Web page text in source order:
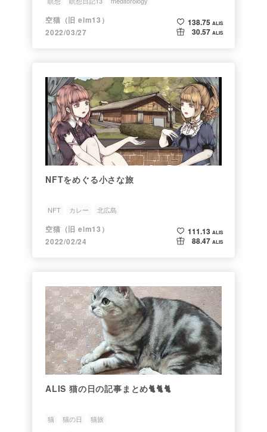
空猫（旧 elm13）
2022/03/27
138.75 ALIS
30.57 ALIS
NFTをめぐる小さな旅
NFT カレー 北広島
空猫（旧 elm13）
2022/02/24
111.13 ALIS
88.47 ALIS
ALIS 猫の日の記事まとめ🐈🐈🐈
猫 猫の日 猫旅